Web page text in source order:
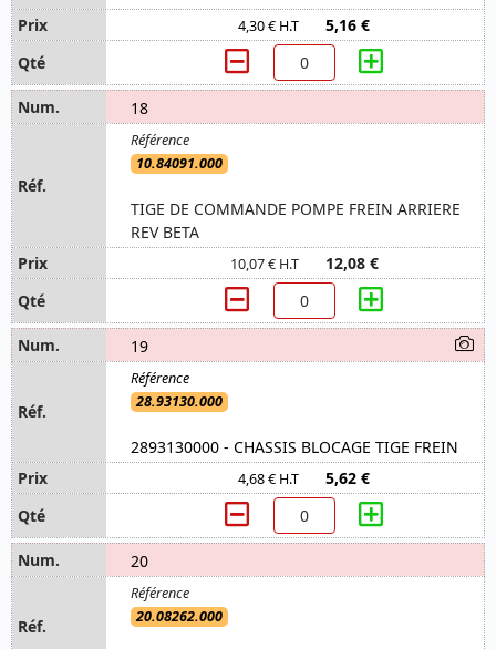
4,30 € H.T 5,16 €
18
10.84091.000
TIGE DE COMMANDE POMPE FREIN ARRIERE
REV BETA
10,07 € H.T 12,08 €
19
28.93130.000
2893130000 - CHASSIS BLOCAGE TIGE FREIN
4,68 € H.T 5,62 €
20
20.08262.000